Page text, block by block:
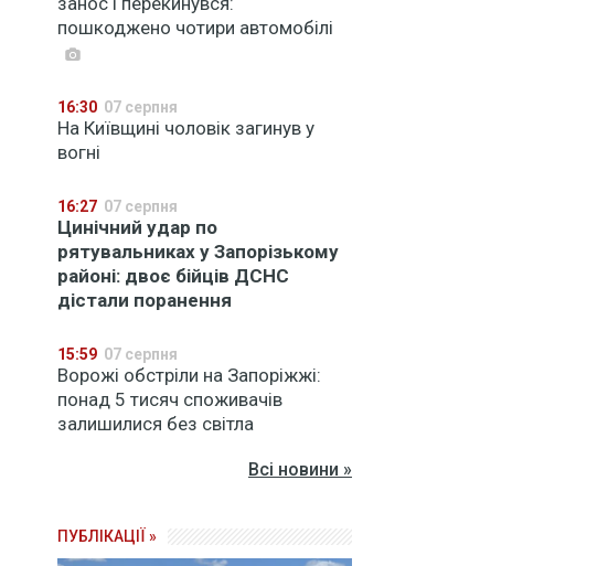
пошкоджено чотири автомобілі
16:30 07 серпня
На Київщині чоловік загинув у
вогні
16:27 07 серпня
Цинічний удар по
рятувальниках у Запорізькому
районі: двоє бійців ДСНС
дістали поранення
15:59 07 серпня
Ворожі обстріли на Запоріжжі:
понад 5 тисяч споживачів
залишилися без світла
Всі новини »
ПУБЛІКАЦІЇ »